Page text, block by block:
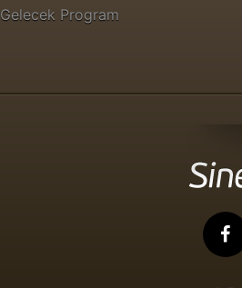
Gelecek Program